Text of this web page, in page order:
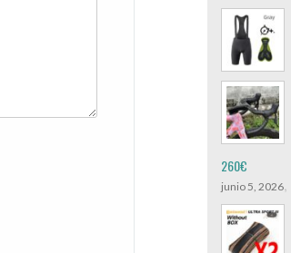
260€
junio 5, 2026,